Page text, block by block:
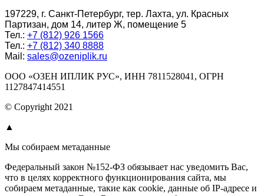
197229, г. Санкт-Петербург, тер. Лахта, ул. Красных
Партизан, дом 14, литер Ж, помещение 5
Тел.: +7 (812) 926 1566
Тел.: +7 (812) 340 8888
Mail: sales@ozeniplik.ru
ООО «ОЗЕН ИПЛИК РУС», ИНН 7811528041, ОГРН
1127847414551
© Copyright 2021
▲
Мы собираем метаданные
Федеральный закон №152-ФЗ обязывает нас уведомить Вас,
что в целях корректного функционирования сайта, мы
собираем метаданные, такие как cookie, данные об IP-адресе и